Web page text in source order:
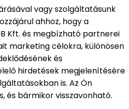
vagy szolgáltatásunk
ahhoz, hogy a
Kft. és megbízható partnerei
marketing célokra, különösen
és
hirdetések megjelenítésére
is. Az Ön
és bármikor visszavonható.